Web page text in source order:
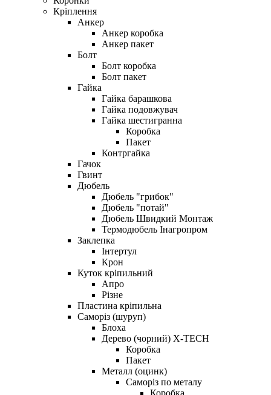
Кріплення
Анкер
Анкер коробка
Анкер пакет
Болт
Болт коробка
Болт пакет
Гайка
Гайка барашкова
Гайка подовжувач
Гайка шестигранна
Коробка
Пакет
Контргайка
Гачок
Гвинт
Дюбель
Дюбель "грибок"
Дюбель "потай"
Дюбель Швидкий Монтаж
Термодюбель Інагропром
Заклепка
Інтертул
Крон
Куток кріпильний
Апро
Різне
Пластина кріпильна
Саморіз (шуруп)
Блоха
Дерево (чорний) X-TECH
Коробка
Пакет
Металл (оцинк)
Саморіз по металу
Коробка